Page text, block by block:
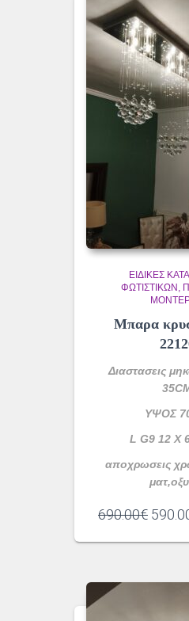
ΕΙΔΙΚΈΣ
ΦΩΤΙΣΤΙΚΏΝ
Μπαρα
Διαστασεις
ΥΨΟΣ
L G9 12 X
αποχρωσεις
690.00€
was: